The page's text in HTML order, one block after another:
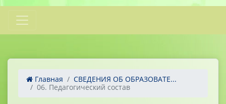
Главная
СВЕДЕНИЯ ОБ ОБРАЗОВАТЕ...
06. Педагогический состав